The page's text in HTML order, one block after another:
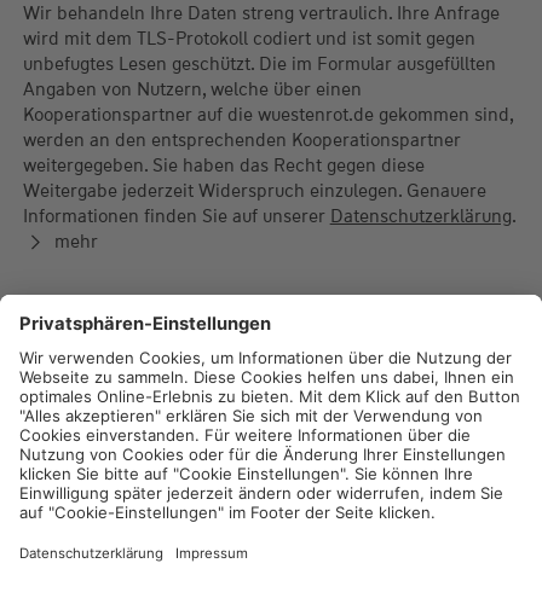
Wir behandeln Ihre Daten streng vertraulich. Ihre Anfrage
wird mit dem TLS-Protokoll codiert und ist somit gegen
unbefugtes Lesen geschützt. Die im Formular ausgefüllten
Angaben von Nutzern, welche über einen
Kooperationspartner auf die wuestenrot.de gekommen sind,
werden an den entsprechenden Kooperationspartner
weitergegeben. Sie haben das Recht gegen diese
Weitergabe jederzeit Widerspruch einzulegen. Genauere
Informationen finden Sie auf unserer Datenschutzerklärung.
mehr
Impressum
Datenschutz
Cookie-Einstellungen